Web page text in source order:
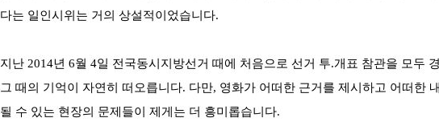
다는 일인시위는 거의 상설적이었습니다.
지난 2014년 6월 4일 전국동시지방선거 때에 처음으로 선거 투.개표 참관을 모두
그 때의 기억이 자연히 떠오릅니다. 다만, 영화가 어떠한 근거를 제시하고 어떠한
될 수 있는 현장의 문제들이 제게는 더 흥미롭습니다.